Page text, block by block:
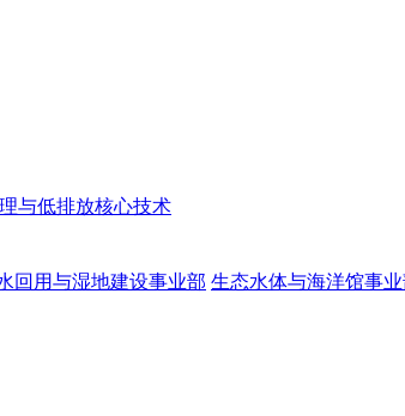
与低排放核心技术
回用与湿地建设事业部 生态水体与海洋馆事业